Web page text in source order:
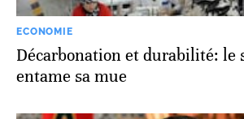
ECONOMIE
Décarbonation et durabilité: le
entame sa mue